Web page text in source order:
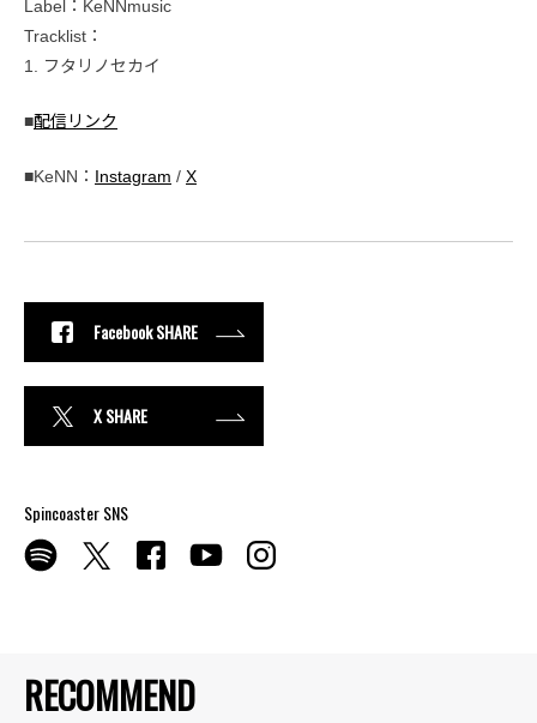
RECOMMEND
Label：KeNNmusic
Tracklist：
1. フタリノセカイ
■配信リンク
■KeNN： Instagram / X
Facebook SHARE
X SHARE
Spincoaster SNS